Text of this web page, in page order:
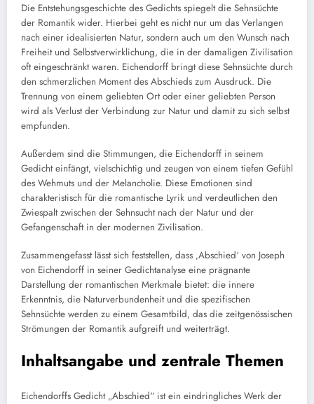
Die Entstehungsgeschichte des Gedichts spiegelt die Sehnsüchte
der Romantik wider. Hierbei geht es nicht nur um das Verlangen
nach einer idealisierten Natur, sondern auch um den Wunsch nach
Freiheit und Selbstverwirklichung, die in der damaligen Zivilisation
oft eingeschränkt waren. Eichendorff bringt diese Sehnsüchte durch
den schmerzlichen Moment des Abschieds zum Ausdruck. Die
Trennung von einem geliebten Ort oder einer geliebten Person
wird als Verlust der Verbindung zur Natur und damit zu sich selbst
empfunden.
Außerdem sind die Stimmungen, die Eichendorff in seinem
Gedicht einfängt, vielschichtig und zeugen von einem tiefen Gefühl
des Wehmuts und der Melancholie. Diese Emotionen sind
charakteristisch für die romantische Lyrik und verdeutlichen den
Zwiespalt zwischen der Sehnsucht nach der Natur und der
Gefangenschaft in der modernen Zivilisation.
Zusammengefasst lässt sich feststellen, dass ‚Abschied‘ von Joseph
von Eichendorff in seiner Gedichtanalyse eine prägnante
Darstellung der romantischen Merkmale bietet: die innere
Erkenntnis, die Naturverbundenheit und die spezifischen
Sehnsüchte werden zu einem Gesamtbild, das die zeitgenössischen
Strömungen der Romantik aufgreift und weiterträgt.
Inhaltsangabe und zentrale Themen
Eichendorffs Gedicht „Abschied“ ist ein eindringliches Werk der